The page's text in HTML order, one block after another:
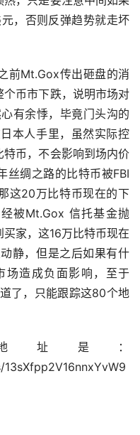
，否则反弹趋势就走坏
前Mt.Gox传出砸盘的消
币市下跌，说明市场对
有余悸，毕竟门头沟的
本人手里，虽然实际控
币，不会影响到场内价
丝绸之路的比特币被FBI
这20万比特币现在的下
被Mt.Gox 信托基金抛
家，这16万比特币现在
静，但是之后如果有什
场造成负面影响，至于
了，只能跟踪这80个地
址是：